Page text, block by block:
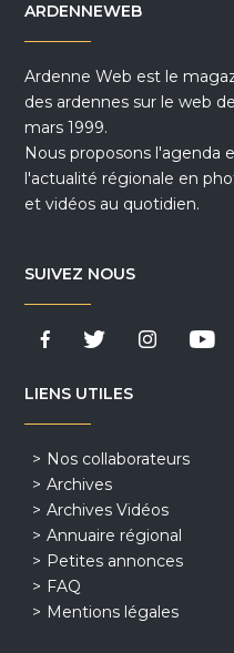
ARDENNEWEB
Ardenne Web est le
des ardennes sur le web
mars 1999.
Nous proposons l'agenda
l'actualité régionale en
et vidéos au quotidien.
SUIVEZ NOUS
LIENS UTILES
Nos collaborateurs
Archives
Archives Vidéos
Annuaire régional
Petites annonces
FAQ
Mentions légales